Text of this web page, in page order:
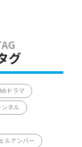
グ
ドラマ
ネル
ルナンバー